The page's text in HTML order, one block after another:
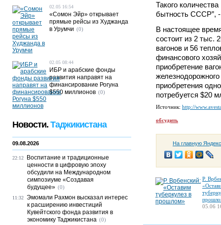
Такого
бытность СССР”, -
В настоящее
состоит из 2 тыс.
вагонов и 56
финансового
приобретение
приобретения
потребуется $20
Источник: http://
обсудить
На главную
Р.
05.06
02.05 16:54
«Сомон Эйр» открывает
прямые рейсы из Худжанда
в Урумчи (0)
02.05 08:44
ИБР и арабские фонды
развития направят на
финансирование Рогуна
$550 миллионов (0)
Новости. Таджикистана
09.08.2026
22:12
Воспитание и традиционные
ценности в цифровую эпоху
обсудили на Международном
симпозиуме «Создавая
будущее» (0)
11:32 Эмомали Рахмон высказал интерес
к расширению инвестиций
Кувейтского фонда развития в
экономику Таджикистана (0)